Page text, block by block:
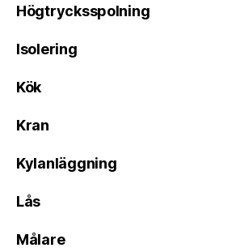
Högtrycksspolning
Isolering
Kök
Kran
Kylanläggning
Lås
Målare